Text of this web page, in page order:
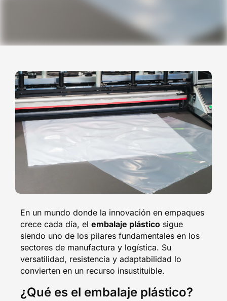
En un mundo donde la innovación en empaques
crece cada día, el embalaje plástico sigue
siendo uno de los pilares fundamentales en los
sectores de manufactura y logística. Su
versatilidad, resistencia y adaptabilidad lo
convierten en un recurso insustituible.
¿Qué es el embalaje plástico?